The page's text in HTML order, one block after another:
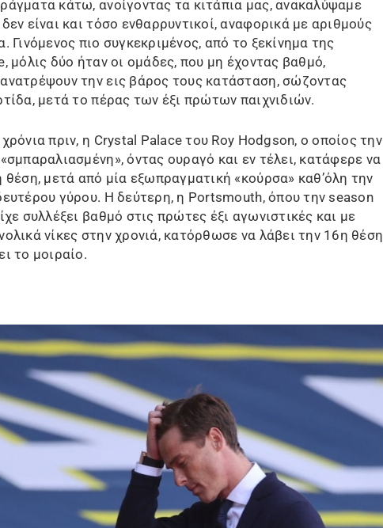
κάτω, ανοίγοντας τα κιτάπια μας, ανακαλύψαμε
είναι και τόσο ενθαρρυντικοί, αναφορικά με αριθμούς
Γινόμενος πιο συγκεκριμένος, από το ξεκίνημα της
μόλις δύο ήταν οι ομάδες, που μη έχοντας βαθμό,
την εις βάρος τους κατάσταση, σώζοντας
μετά το πέρας των έξι πρώτων παιχνιδιών.
πριν, η Crystal Palace του Roy Hodgson, ο οποίος την
όντας ουραγό και εν τέλει, κατάφερε να
θέση, μετά από μία εξωπραγματική «κούρσα» καθ’όλη την
γύρου. Η δεύτερη, η Portsmouth, όπου την season
συλλέξει βαθμό στις πρώτες έξι αγωνιστικές και με
νίκες στην χρονιά, κατόρθωσε να λάβει την 16η θέση
το μοιραίο.